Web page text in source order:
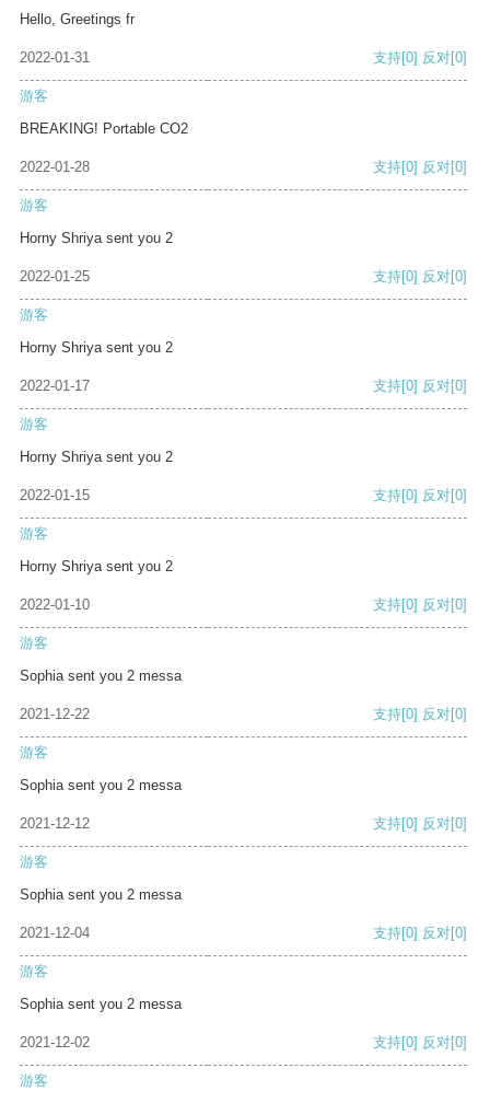
Hello, Greetings fr
2022-01-31 支持[0] 反对[0]
游客
BREAKING! Portable CO2
2022-01-28 支持[0] 反对[0]
游客
Horny Shriya sent you 2
2022-01-25 支持[0] 反对[0]
游客
Horny Shriya sent you 2
2022-01-17 支持[0] 反对[0]
游客
Horny Shriya sent you 2
2022-01-15 支持[0] 反对[0]
游客
Horny Shriya sent you 2
2022-01-10 支持[0] 反对[0]
游客
Sophia sent you 2 messa
2021-12-22 支持[0] 反对[0]
游客
Sophia sent you 2 messa
2021-12-12 支持[0] 反对[0]
游客
Sophia sent you 2 messa
2021-12-04 支持[0] 反对[0]
游客
Sophia sent you 2 messa
2021-12-02 支持[0] 反对[0]
游客